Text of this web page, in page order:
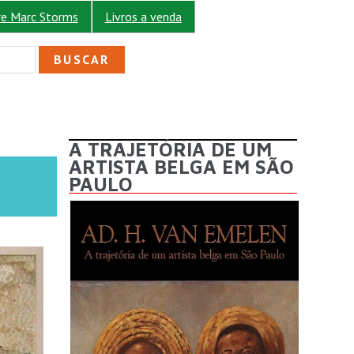
Marc Storms Livros a venda
DE BUSCA
A TRAJETÓRIA DE UM
ARTISTA BELGA EM SÃO
PAULO